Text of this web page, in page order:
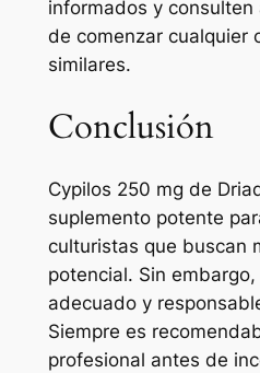
informados y
de comenzar cualquier
similares.
Conclusión
Cypilos 250 mg de
suplemento potente
culturistas que buscan
potencial. Sin
adecuado y
Siempre es
profesional antes de